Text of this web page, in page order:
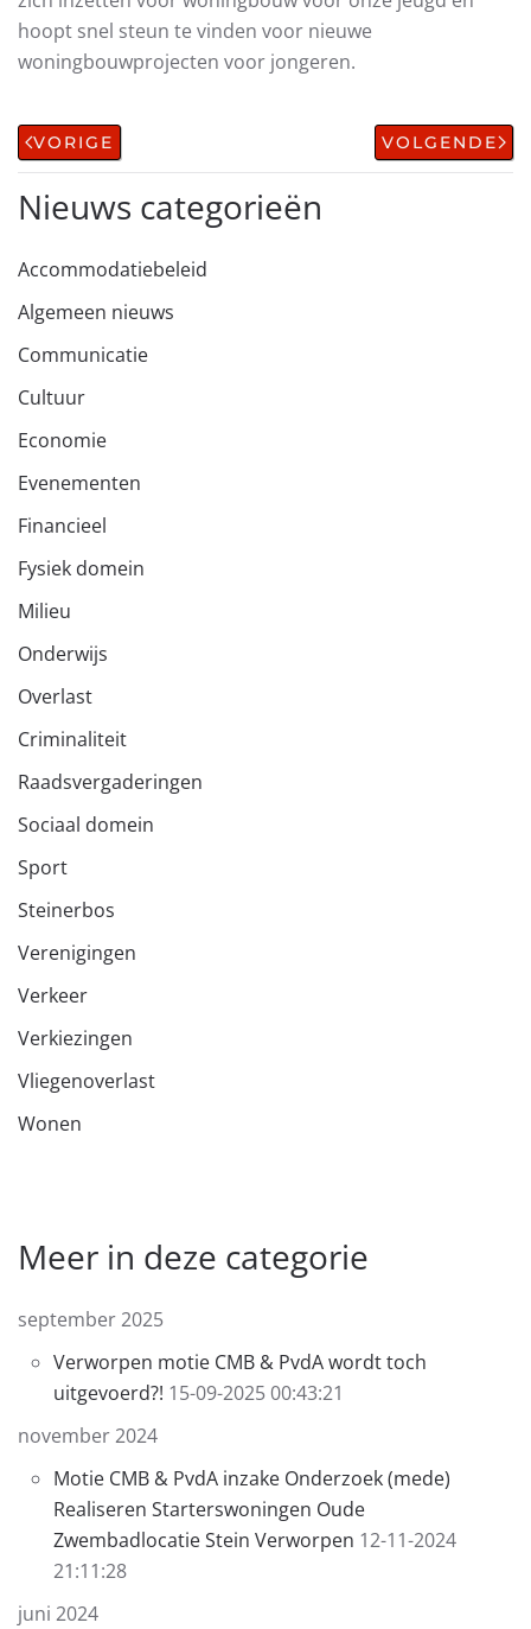
hoopt snel steun te vinden voor nieuwe
woningbouwprojecten voor jongeren.
VORIGE VOLGENDE
Nieuws categorieën
Accommodatiebeleid
Algemeen nieuws
Communicatie
Cultuur
Economie
Evenementen
Financieel
Fysiek domein
Milieu
Onderwijs
Overlast
Criminaliteit
Raadsvergaderingen
Sociaal domein
Sport
Steinerbos
Verenigingen
Verkeer
Verkiezingen
Vliegenoverlast
Wonen
Meer in deze categorie
september 2025
Verworpen motie CMB & PvdA wordt toch
uitgevoerd?! 15-09-2025 00:43:21
november 2024
Motie CMB & PvdA inzake Onderzoek (mede)
Realiseren Starterswoningen Oude
Zwembadlocatie Stein Verworpen 12-11-2024
21:11:28
juni 2024